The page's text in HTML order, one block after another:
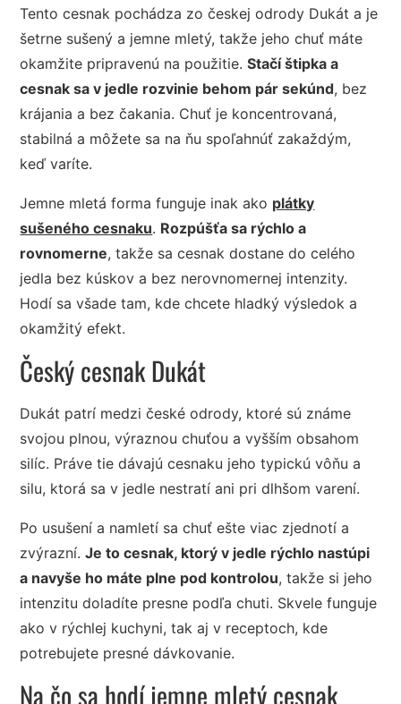
Tento cesnak pochádza zo českej odrody Dukát a je
šetrne sušený a jemne mletý, takže jeho chuť máte
okamžite pripravenú na použitie.Stačí štipka a
cesnak sa v jedle rozvinie behom pár sekúnd, bez
krájania a bez čakania. Chuť je koncentrovaná,
stabilná a môžete sa na ňu spoľahnúť zakaždým,
keď varíte.
Jemne mletá forma funguje inak ako plátky
sušeného cesnaku. Rozpúšťa sa rýchlo a
rovnomerne, takže sa cesnak dostane do celého
jedla bez kúskov a bez nerovnomernej intenzity.
Hodí sa všade tam, kde chcete hladký výsledok a
okamžitý efekt.
Český cesnak Dukát
Dukát patrí medzi české odrody, ktoré sú známe
svojou plnou, výraznou chuťou a vyšším obsahom
silíc. Práve tie dávajú cesnaku jeho typickú vôňu a
silu, ktorá sa v jedle nestratí ani pri dlhšom varení.
Po usušení a namletí sa chuť ešte viac zjednotí a
zvýrazní.Je to cesnak, ktorý v jedle rýchlo nastúpi
a navyše ho máte plne pod kontrolou, takže si jeho
intenzitu doladíte presne podľa chuti. Skvele funguje
ako v rýchlej kuchyni, tak aj v receptoch, kde
potrebujete presné dávkovanie.
Na čo sa hodí jemne mletý cesnak